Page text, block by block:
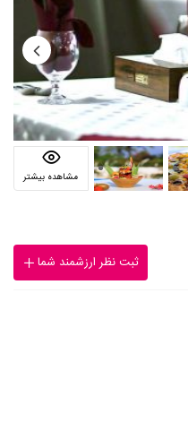
مشاهده بیشتر
ثبت نظر ارزشمند شما